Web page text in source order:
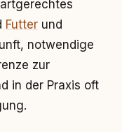
Futter und
notwendige
zur
in der Praxis oft